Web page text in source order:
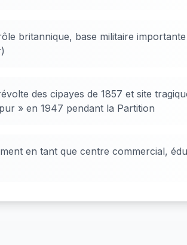
britannique, base militaire
des cipayes de 1857 et site
» en 1947 pendant la Partition
en tant que centre commercial,